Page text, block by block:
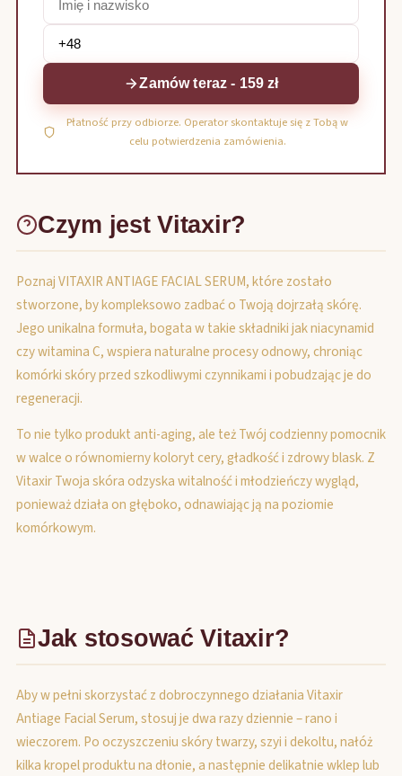
Zamów teraz - 159 zł
Płatność przy odbiorze. Operator skontaktuje się z Tobą w
celu potwierdzenia zamówienia.
Czym jest Vitaxir?
Poznaj VITAXIR ANTIAGE FACIAL SERUM, które zostało
stworzone, by kompleksowo zadbać o Twoją dojrzałą skórę.
Jego unikalna formuła, bogata w takie składniki jak niacynamid
czy witamina C, wspiera naturalne procesy odnowy, chroniąc
komórki skóry przed szkodliwymi czynnikami i pobudzając je do
regeneracji.
To nie tylko produkt anti-aging, ale też Twój codzienny pomocnik
w walce o równomierny koloryt cery, gładkość i zdrowy blask. Z
Vitaxir Twoja skóra odzyska witalność i młodzieńczy wygląd,
ponieważ działa on głęboko, odnawiając ją na poziomie
komórkowym.
Jak stosować Vitaxir?
Aby w pełni skorzystać z dobroczynnego działania Vitaxir
Antiage Facial Serum, stosuj je dwa razy dziennie – rano i
wieczorem. Po oczyszczeniu skóry twarzy, szyi i dekoltu, nałóż
kilka kropel produktu na dłonie, a następnie delikatnie wklep lub